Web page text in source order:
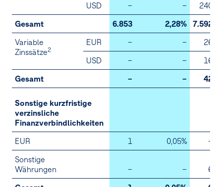
USD
– –
240
Gesamt
6.853 2,28% 7.592
Variable
Zinssätze2
EUR – –
26
USD
– –
16
Gesamt
– – 42
Sonstige kurzfristige
verzinsliche
Finanzverbindlichkeiten
EUR
1 0,05%
–
Sonstige
Währungen
– –
6